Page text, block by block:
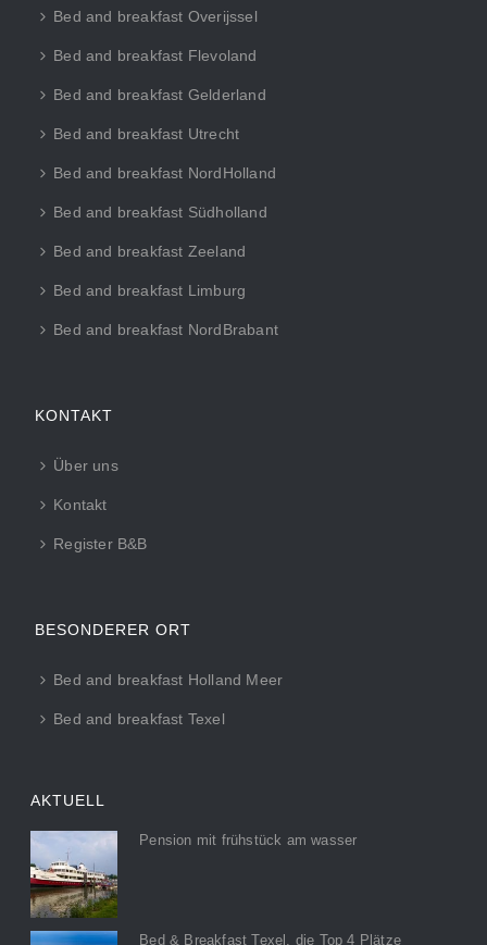
Bed and breakfast Overijssel
Bed and breakfast Flevoland
Bed and breakfast Gelderland
Bed and breakfast Utrecht
Bed and breakfast NordHolland
Bed and breakfast Südholland
Bed and breakfast Zeeland
Bed and breakfast Limburg
Bed and breakfast NordBrabant
KONTAKT
Über uns
Kontakt
Register B&B
BESONDERER ORT
Bed and breakfast Holland Meer
Bed and breakfast Texel
AKTUELL
Pension mit frühstück am wasser
Bed & Breakfast Texel, die Top 4 Plätze